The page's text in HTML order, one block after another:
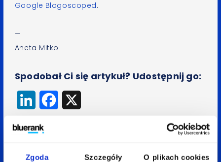
Zgoda Szczegóły O plikach cookies
Google Blogoscoped.
—
Aneta Mitko
Spodobał Ci się artykuł? Udostępnij go:
LinkedInFacebook
Wróć do bloga